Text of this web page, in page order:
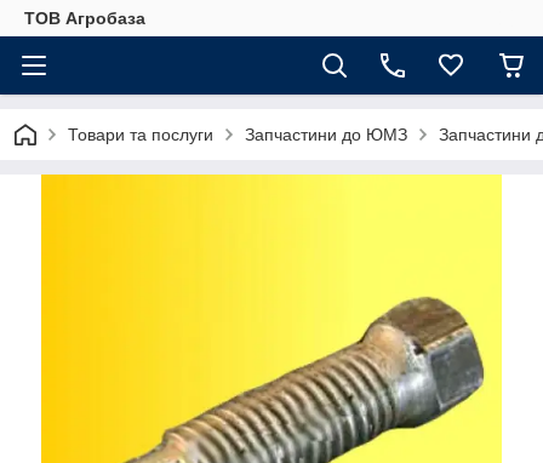
ТОВ Агробаза
Товари та послуги Запчастини до ЮМЗ